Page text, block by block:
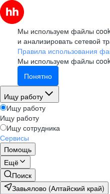
Мы используем файлы
и анализировать сетевой
Правила использования
Мы используем файлы
Понятно
Ищу работу
Ищу работу
Ищу работу
Ищу сотрудника
Сервисы
Помощь
Ещё
Поиск
Завьялово (Алтайский край)